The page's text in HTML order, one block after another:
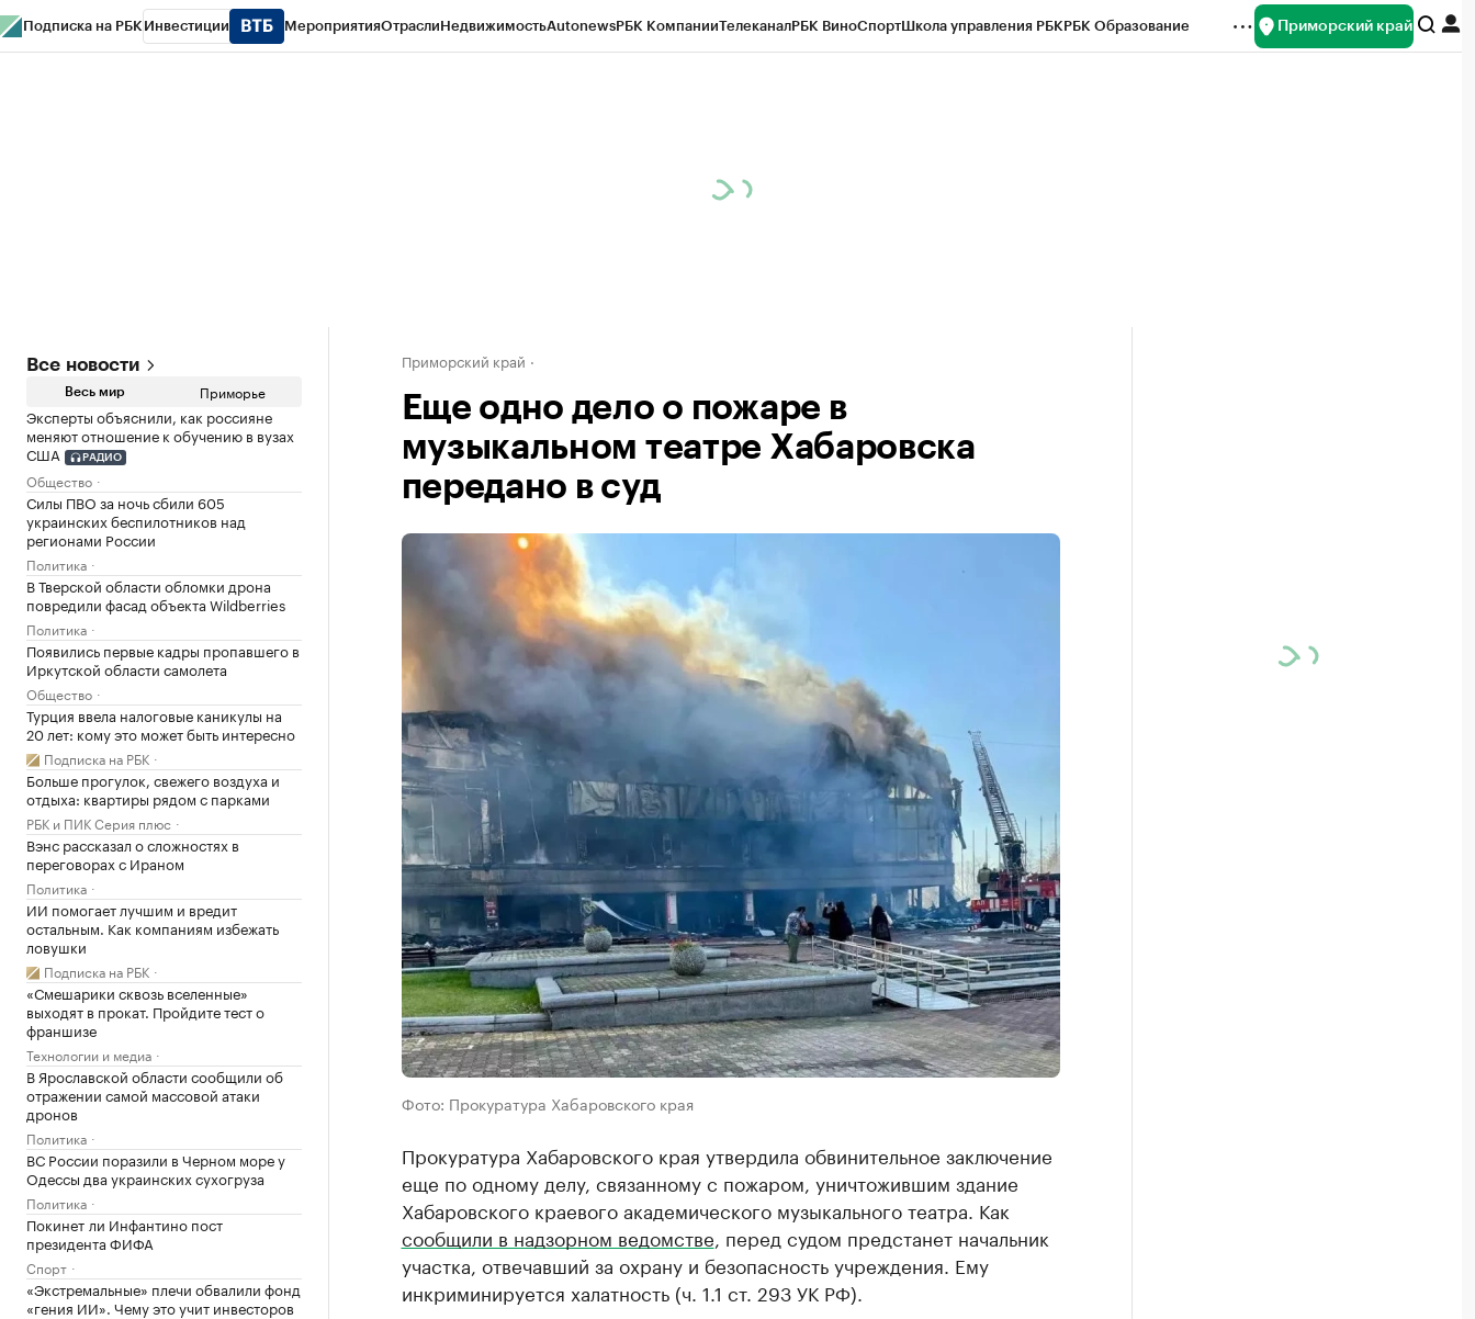
Подписка на РБК Инвестиции МероприятияОтраслиНедвижимостьAutonewsРБК КомпанииТелеканалРБК ВиноСпортШкола управления РБКРБК Образование Приморский край
Все новости
Весь мир Приморье
Эксперты объяснили, как россияне
меняют отношение к обучению в вузах
США
РАДИО
Общество
Силы ПВО за ночь сбили 605
украинских беспилотников над
регионами России
Политика
В Тверской области обломки дрона
повредили фасад объекта Wildberries
Политика
Появились первые кадры пропавшего в
Иркутской области самолета
Общество
Турция ввела налоговые каникулы на
20 лет: кому это может быть интересно
Подписка на РБК
Больше прогулок, свежего воздуха и
отдыха: квартиры рядом с парками
РБК и ПИК Серия плюс
Вэнс рассказал о сложностях в
переговорах с Ираном
Политика
ИИ помогает лучшим и вредит
остальным. Как компаниям избежать
ловушки
Подписка на РБК
«Смешарики сквозь вселенные»
выходят в прокат. Пройдите тест о
франшизе
Технологии и медиа
В Ярославской области сообщили об
отражении самой массовой атаки
дронов
Политика
ВС России поразили в Черном море у
Одессы два украинских сухогруза
Политика
Покинет ли Инфантино пост
президента ФИФА
Спорт
«Экстремальные» плечи обвалили фонд
«гения ИИ». Чему это учит инвесторов
Приморский край
Еще одно дело о пожаре в
музыкальном театре Хабаровска
передано в суд
Фото: Прокуратура Хабаровского края
Прокуратура Хабаровского края утвердила обвинительное заключение
еще по одному делу, связанному с пожаром, уничтожившим здание
Хабаровского краевого академического музыкального театра. Как
сообщили в надзорном ведомстве , перед судом предстанет начальник
участка, отвечавший за охрану и безопасность учреждения. Ему
инкриминируется халатность (ч. 1.1 ст. 293 УК РФ).